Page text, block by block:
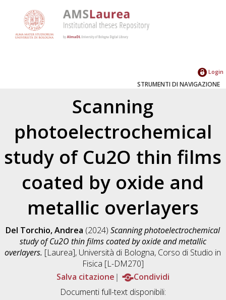
Login
STRUMENTI DI NAVIGAZIONE
Scanning
photoelectrochemical
study of Cu2O thin films
coated by oxide and
metallic overlayers
Del Torchio, Andrea (2024)Scanning photoelectrochemical
study of Cu2O thin films coated by oxide and metallic
overlayers. [Laurea], Università di Bologna, Corso di Studio in
Fisica [L-DM270]
Salva citazione
Condividi
Documenti full-text disponibili: